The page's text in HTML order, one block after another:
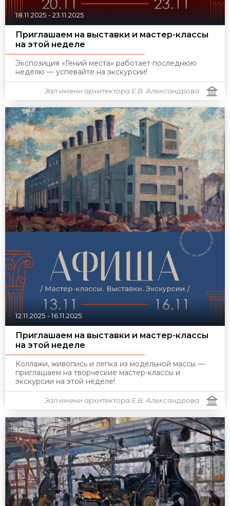
18.11.2025 -23.11.2025
Приглашаем на выставки и мастер-классы
на этой неделе
Экспозиция «Гений места» работает последнюю
неделю — успевайте на экскурсии!
Зал имени архитектора Е.В. Александрова
12.11.2025 -16.11.2025
Приглашаем на выставки и мастер-классы
на этой неделе
Коллажи, живопись и лепка из модельной массы —
приглашаем на творческие мастер-классы и
экскурсии на этой неделе!
Зал имени архитектора Е.В. Александрова